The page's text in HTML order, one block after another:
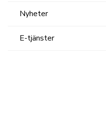
Nyheter
E-tjänster